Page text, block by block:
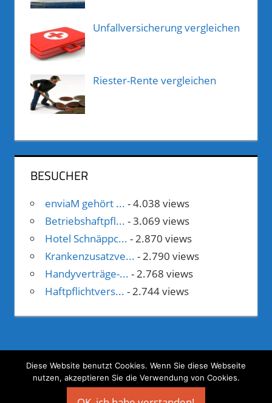
Unfallversicherung vergleichen
Riester-Rente vergleichen
BESUCHER
enviaM gehört ... - 4.038 views
Betriebshaftpfl... - 3.069 views
Hotel Schnäppc... - 2.870 views
Krankenzusatzve... - 2.790 views
Handyverträge-... - 2.768 views
Haftpflichtvers... - 2.744 views
Diese Website benutzt Cookies. Wenn Sie diese Webseite
nutzen, akzeptieren Sie die Verwendung von Cookies.